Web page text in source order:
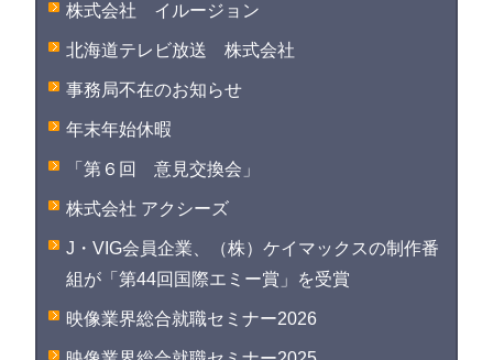
株式会社 イルージョン
北海道テレビ放送 株式会社
事務局不在のお知らせ
年末年始休暇
「第６回 意見交換会」
株式会社 アクシーズ
J・VIG会員企業、（株）ケイマックスの制作番
組が「第44回国際エミー賞」を受賞
映像業界総合就職セミナー2026